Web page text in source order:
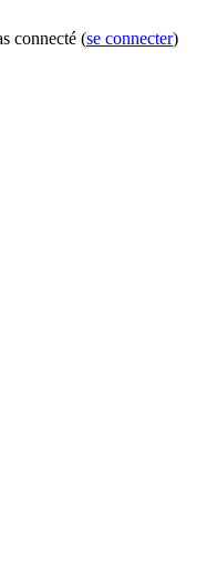
connecté (se connecter)